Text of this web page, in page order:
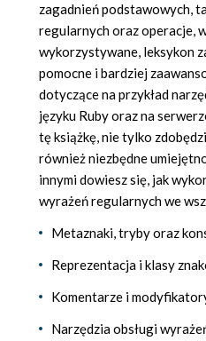
zagadnień podstawowych,
regularnych oraz operacje,
wykorzystywane, leksykon
pomocne i bardziej
dotyczące na przykład
języku Ruby oraz na
tę książkę, nie tylko
również niezbędne
innymi dowiesz się, jak
wyrażeń regularnych we
Metaznaki, tryby oraz
Reprezentacja i klasy
Komentarze i
Narzędzia obsługi